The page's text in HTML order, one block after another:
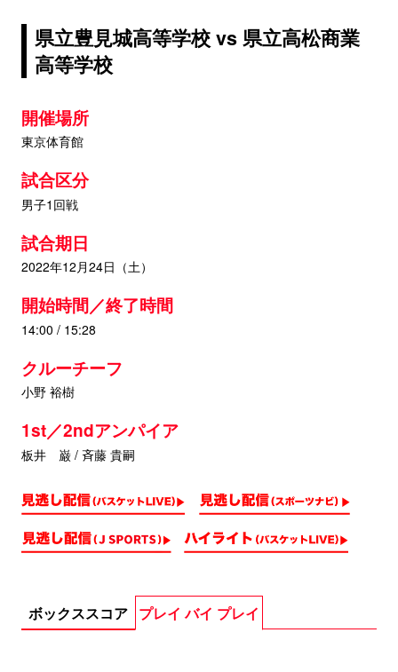
県立豊見城高等学校 vs 県立高松商業
高等学校
開催場所
東京体育館
試合区分
男子1回戦
試合期日
2022年12月24日（土）
開始時間／終了時間
14:00 / 15:28
クルーチーフ
小野 裕樹
1st／2ndアンパイア
板井 巌 / 斉藤 貴嗣
ボックススコア プレイ バイ プレイ